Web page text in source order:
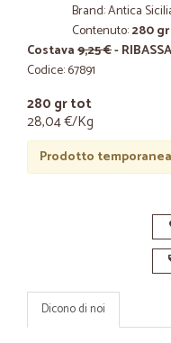
Brand: Antica
Contenuto:280
Costava9,25 €-
Codice: 67891
280 gr tot
28,04 €/Kg
Prodotto
Dicono di noi